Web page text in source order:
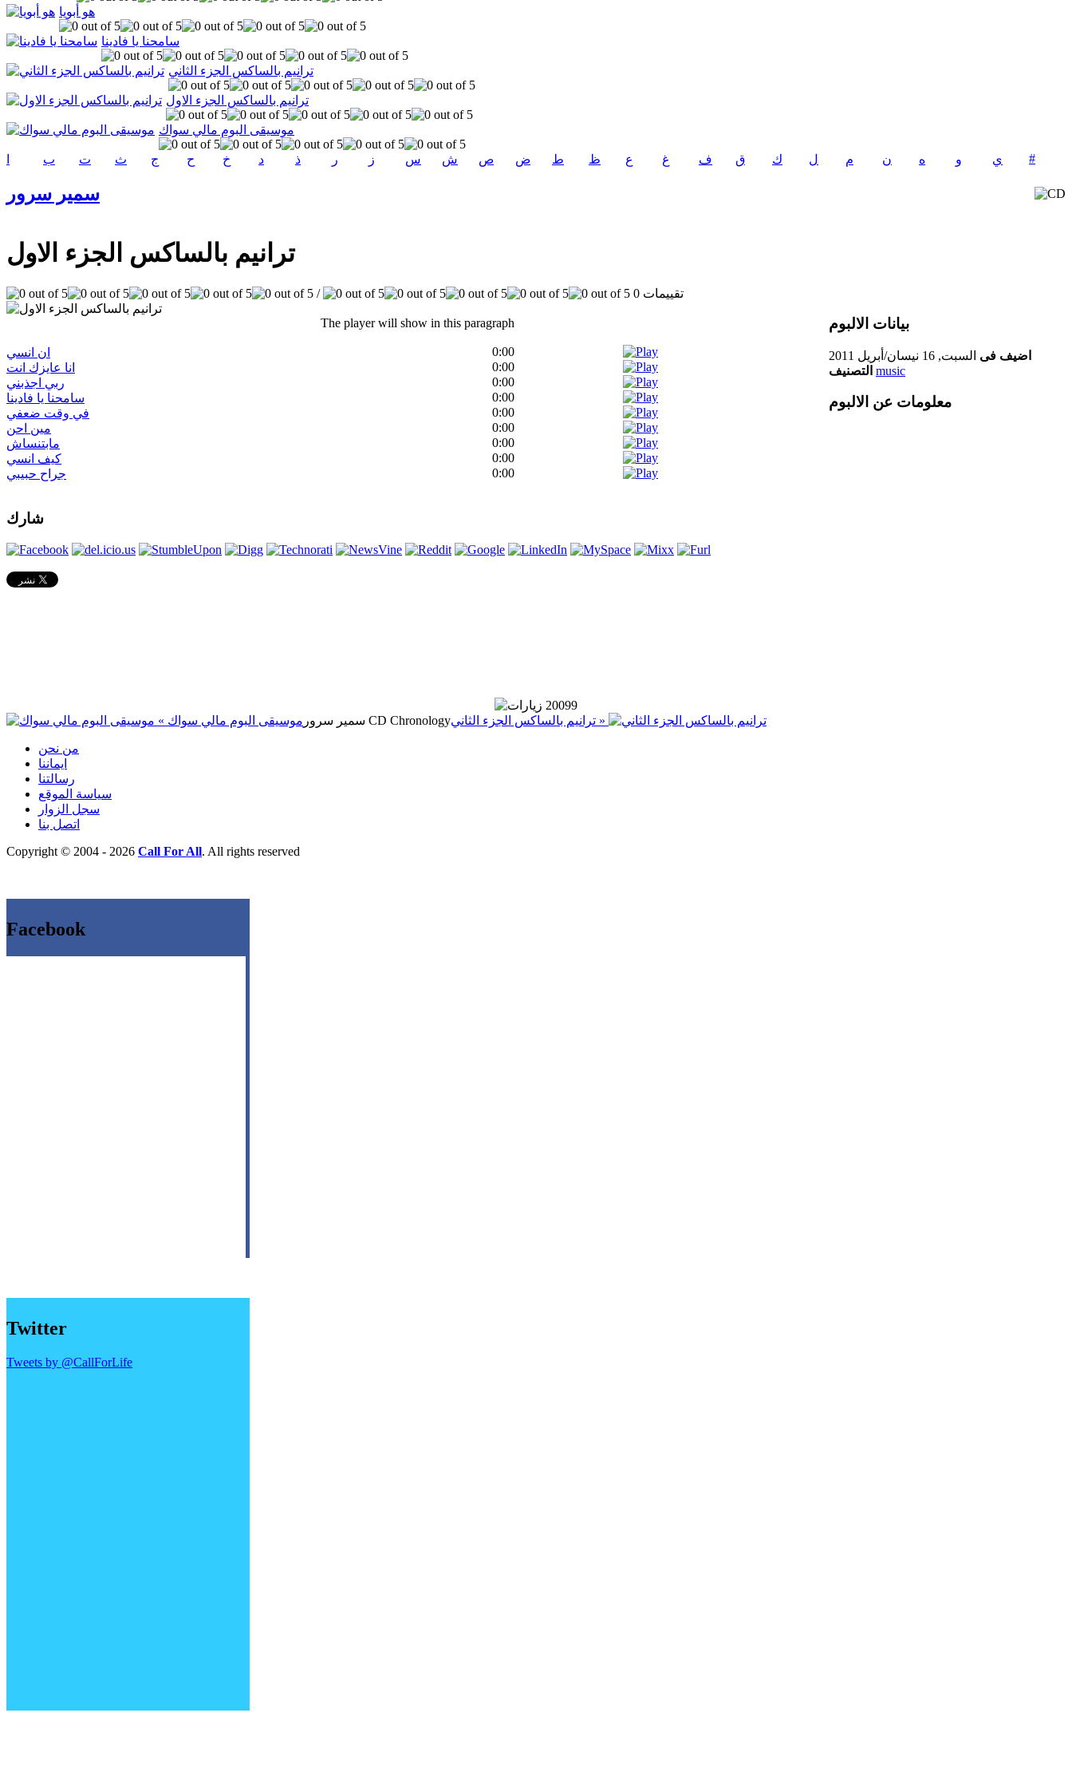
هو أبويا
سامحنا يا فادينا
ترانيم بالساكس الجزء الثاني
ترانيم بالساكس الجزء الاول
موسيقى البوم مالي سواك
ب ت ث ج ح خ د ذ ر ز س ش ص ض ط ظ ع غ ف ق ل م ن ه و ي #
سمير سرور
ترانيم بالساكس الجزء الاول
/ 0 تقييمات
The player will show in this paragraph
ان انسي
0:00
انا عايزك انت
0:00
ربي اجذبني
0:00
سامحنا يا فادينا
0:00
في وقت ضعفي
0:00
مين احن
0:00
مابتنساش
0:00
كيف انسي
0:00
جراح حبيبي
0:00
شارك
بيانات الالبوم
اضيف فى السبت, 16 نيسان/أبريل 2011
التصنيف music
معلومات عن الالبوم
20099
« موسيقى البوم مالي سواك
سمير سرور CD Chronology ترانيم بالساكس الجزء الثاني »
من نحن
ايماننا
رسالتنا
سياسة الموقع
سجل الزوار
اتصل بنا
Copyright © 2004 - 2026 Call For All. All rights reserved
Facebook
Twitter
Tweets by @CallForLife